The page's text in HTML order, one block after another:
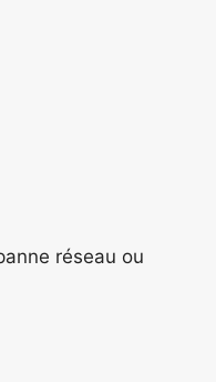
réseau ou